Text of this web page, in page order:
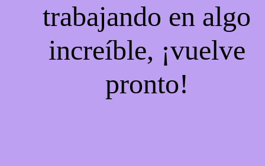
trabajando en algo
increíble, ¡vuelve
pronto!